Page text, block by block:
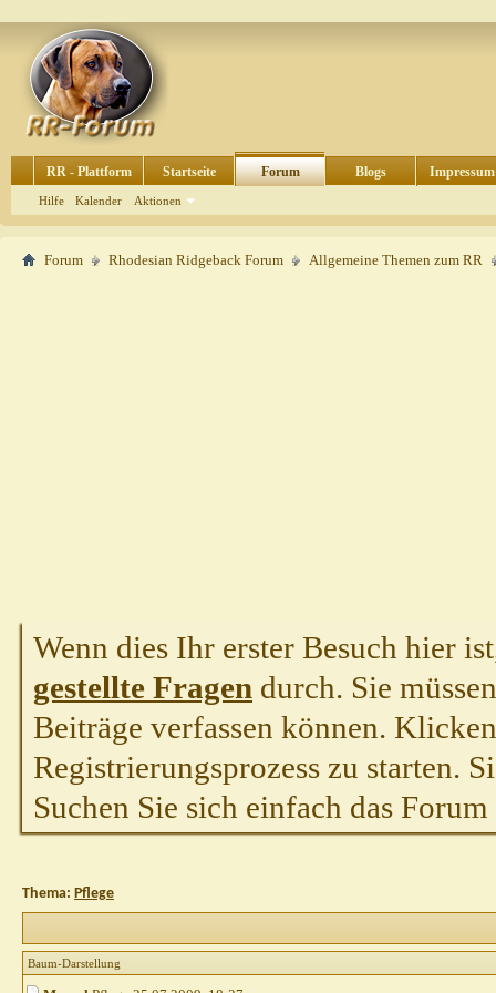
RR - Plattform Startseite Forum
Hilfe Kalender Aktionen
Blogs Impressum
Forum Rhodesian Ridgeback Forum Allgemeine Themen zum RR
Wenn dies Ihr erster Besuch hier
gestellte Fragen durch. Sie
Beiträge verfassen können.
Registrierungsprozess zu starten.
Suchen Sie sich einfach das
Thema: Pflege
Baum-Darstellung